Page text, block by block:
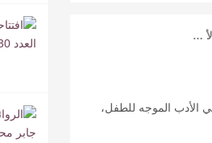
…
الأدب الموجه للطفل،